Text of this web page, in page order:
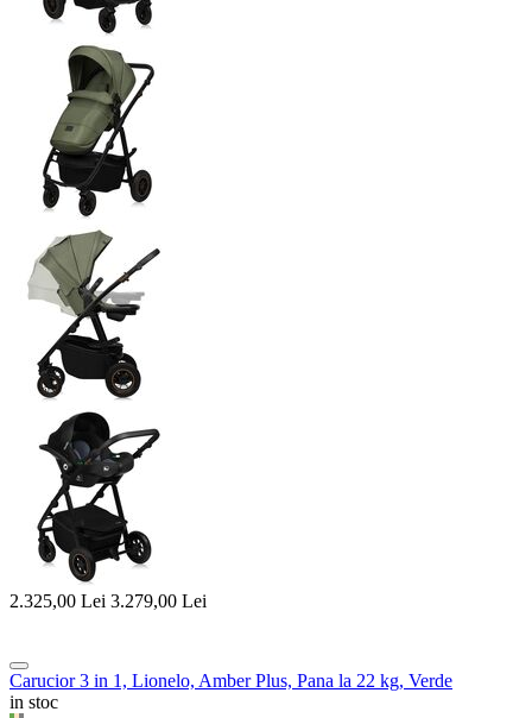
2.325,00 Lei 3.279,00 Lei
Carucior 3 in 1, Lionelo, Amber Plus, Pana la 22 kg, Verde
in stoc